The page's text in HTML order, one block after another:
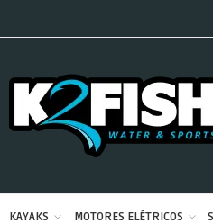
KAYAKS MOTORES ELÉTRICOS